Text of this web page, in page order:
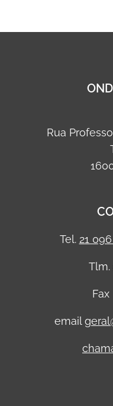
Rua
Tel. 21
Tlm.
Fax
email